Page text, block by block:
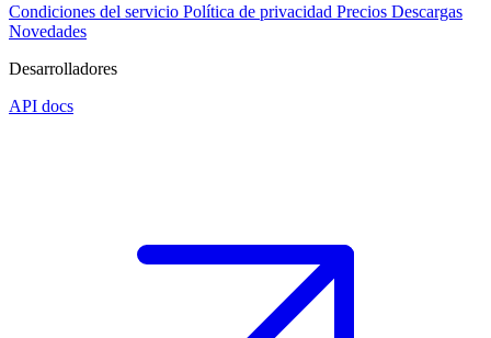
Condiciones del servicio Política de privacidad Precios Descargas
Novedades
Desarrolladores
API docs